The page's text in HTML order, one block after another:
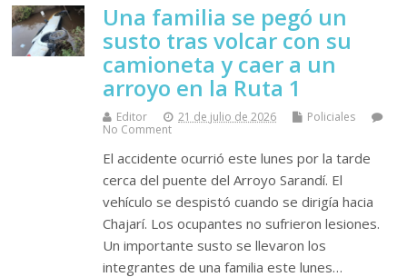
Una familia se pegó un
susto tras volcar con su
camioneta y caer a un
arroyo en la Ruta 1
Editor 21 de julio de 2026
Policiales
No Comment
El accidente ocurrió este lunes por la tarde
cerca del puente del Arroyo Sarandí. El
vehículo se despistó cuando se dirigía hacia
Chajarí. Los ocupantes no sufrieron lesiones.
Un importante susto se llevaron los
integrantes de una familia este lunes…